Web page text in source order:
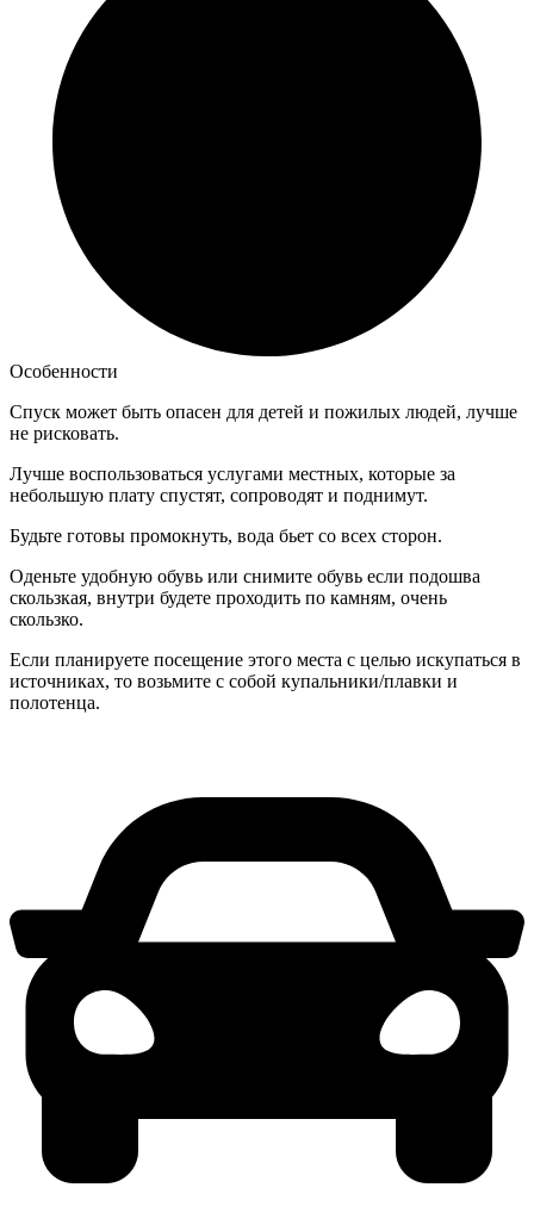
Особенности
Спуск может быть опасен для детей и пожилых людей, лучше
не рисковать.
Лучше воспользоваться услугами местных, которые за
небольшую плату спустят, сопроводят и поднимут.
Будьте готовы промокнуть, вода бьет со всех сторон.
Оденьте удобную обувь или снимите обувь если подошва
скользкая, внутри будете проходить по камням, очень
скользко.
Если планируете посещение этого места с целью искупаться в
источниках, то возьмите с собой купальники/плавки и
полотенца.